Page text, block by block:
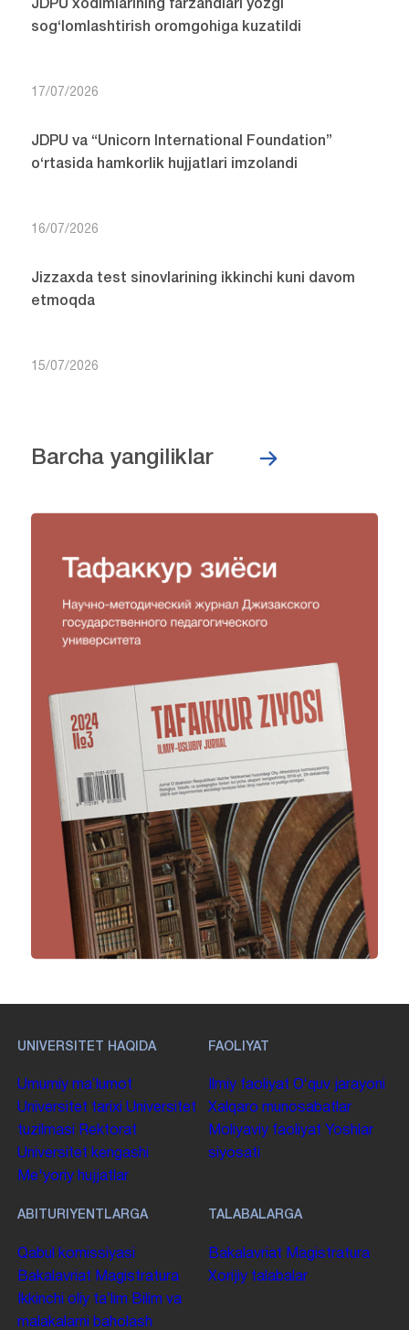
JDPU xodimlarining farzandlari yozgi
sog‘lomlashtirish oromgohiga kuzatildi
17/07/2026
JDPU va “Unicorn International Foundation”
o‘rtasida hamkorlik hujjatlari imzolandi
16/07/2026
Jizzaxda test sinovlarining ikkinchi kuni davom
etmoqda
15/07/2026
Barcha yangiliklar
UNIVERSITET HAQIDA
Umumiy maʼlumot
Universitet tarixi Universitet
tuzilmasi
Rektorat
Universitet kengashi
Me'yoriy hujjatlar
FAOLIYAT
Ilmiy faoliyat Oʻquv jarayoni
Xalqaro munosabatlar
Moliyaviy faoliyat Yoshlar
siyosati
ABITURIYENTLARGA
Qabul komissiyasi
Bakalavriat Magistratura
Ikkinchi oliy taʼlim Bilim va
malakalarni baholash
TALABALARGA
Bakalavriat Magistratura
Xorijiy talabalar